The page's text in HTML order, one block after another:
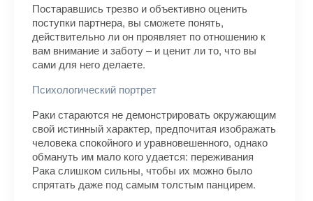
Постаравшись трезво и объективно оценить
поступки партнера, вы сможете понять,
действительно ли он проявляет по отношению к
вам внимание и заботу – и ценит ли то, что вы
сами для него делаете.
Психологический портрет
Раки стараются не демонстрировать окружающим
свой истинный характер, предпочитая изображать
человека спокойного и уравновешенного, однако
обмануть им мало кого удается: переживания
Рака слишком сильны, чтобы их можно было
спрятать даже под самым толстым панцирем.